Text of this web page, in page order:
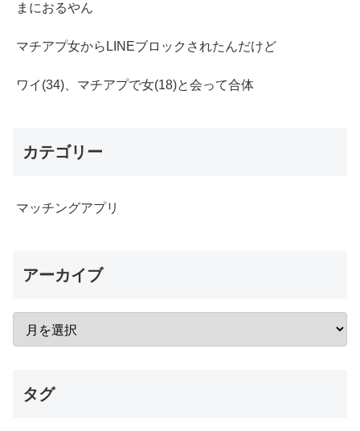
まにおるやん
マチアプ女からLINEブロックされたんだけど
ワイ(34)、マチアプで女(18)と会って合体
カテゴリー
マッチングアプリ
アーカイブ
タグ